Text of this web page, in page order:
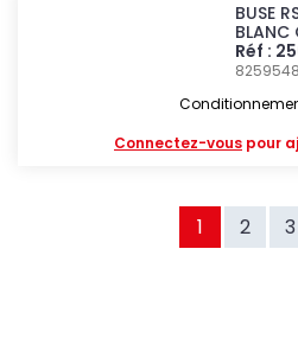
BUSE
BLANC
Réf :
8259548
Connectez-vous pour
1 2 3